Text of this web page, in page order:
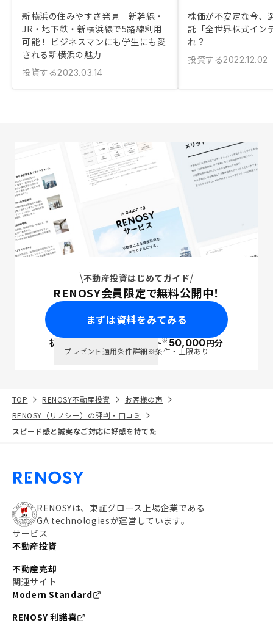
新横浜の住みやすさ発見｜新幹線・
JR・地下鉄・新横浜線で5路線利用
可能！ ビジネスマンにも学生にも愛
される新横浜の魅力
投資する2023.03.14
株価が不安定な今、
託「全世界株式イン
れ？
投資する2022.12.02
不動産投資はじめてガイド
RENOSY会員限定で無料公開中！
まずは資料をみてみる
初回面談で ポイント※50,000円分
プレゼント適用条件詳細※条件・上限あり
TOP RENOSY不動産投資
お客様の声
RENOSY（リノシー）の評判・口コミ
スピード感と誠実なご対応に好感を持てた
RENOSYは、東証グロース上場企業である
GA technologiesが運営しています。
サービス
不動産投資
不動産売却
関連サイト
Modern Standard
RENOSY 利諾喜